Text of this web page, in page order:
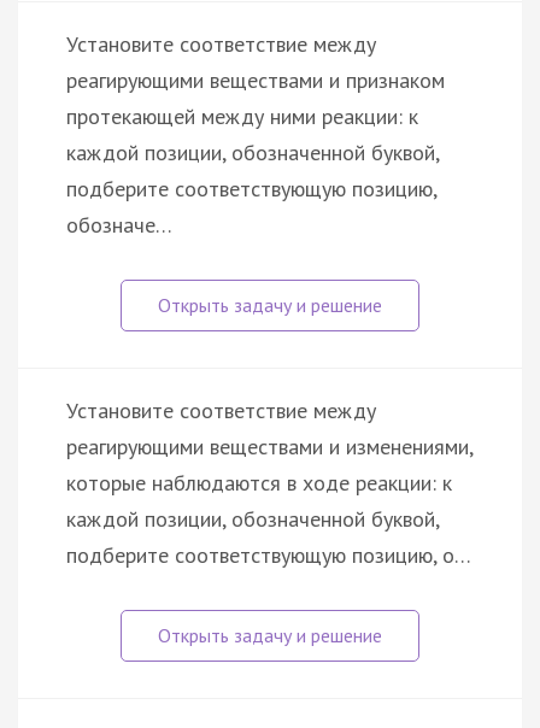
Установите соответствие между
реагирующими веществами и признаком
протекающей между ними реакции: к
каждой позиции, обозначенной буквой,
подберите соответствующую позицию,
обозначе…
Установите соответствие между
реагирующими веществами и изменениями,
которые наблюдаются в ходе реакции: к
каждой позиции, обозначенной буквой,
подберите соответствующую позицию, о…